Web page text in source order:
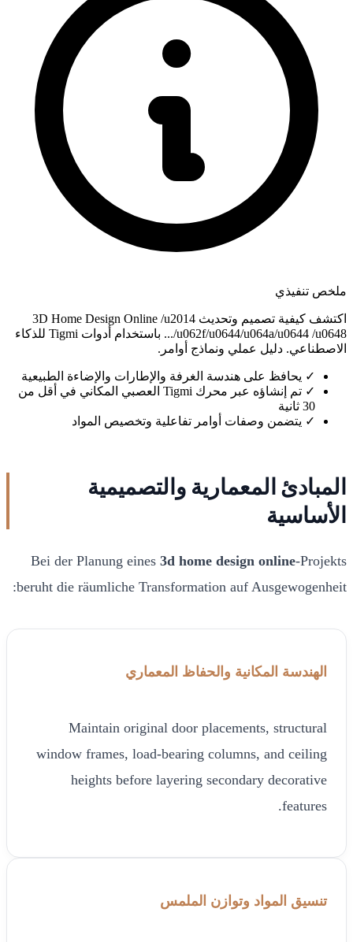
ملخص تنفيذي
اكتشف كيفية تصميم وتحديث 3D Home Design Online /u2014
/u062f/u0644/u064a/u0644 /u0648... باستخدام أدوات Tigmi للذكاء
الاصطناعي. دليل عملي ونماذج أوامر.
✓ يحافظ على هندسة الغرفة والإطارات والإضاءة الطبيعية
✓
تم إنشاؤه عبر محرك Tigmi العصبي المكاني في أقل من
30 ثانية
✓ يتضمن وصفات أوامر تفاعلية وتخصيص المواد
المبادئ المعمارية والتصميمية
الأساسية
Bei der Planung eines 3d home design online-Projekts
beruht die räumliche Transformation auf Ausgewogenheit:
الهندسة المكانية والحفاظ المعماري
Maintain original door placements, structural
window frames, load-bearing columns, and ceiling
heights before layering secondary decorative
features.
تنسيق المواد وتوازن الملمس